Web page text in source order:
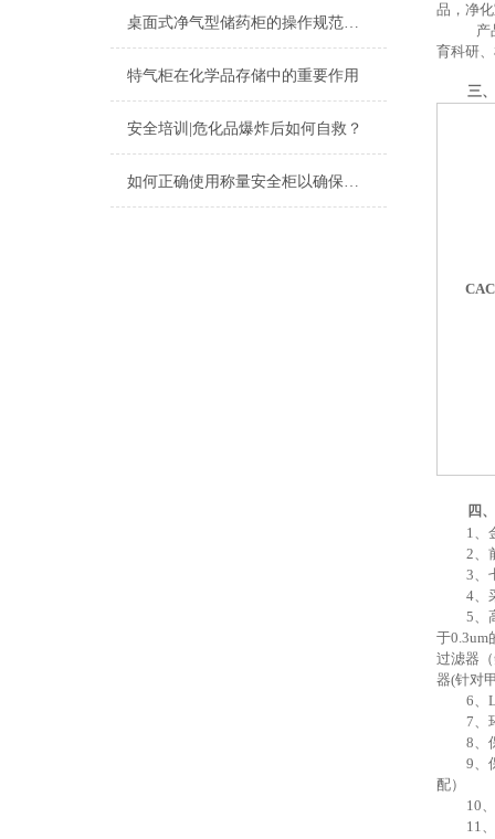
桌面式净气型储药柜的操作规范与日常维护指南
特气柜在化学品存储中的重要作用
安全培训|危化品爆炸后如何自救？
如何正确使用称量安全柜以确保操作安全？
品，净化
产
育科研
三、
四、
1、
2、
3、
4、
5、
于0.3um
过滤器
器(针对
6、
7、
8、
9、
配）
10
11